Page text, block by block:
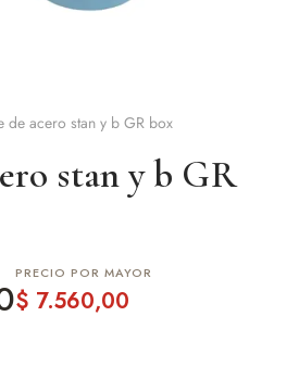
de acero stan y b GR box
stan y b GR
PRECIO POR MAYOR
$ 7.560,00